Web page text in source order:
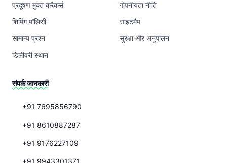
प्रदूषण मुक्त क्रैकर्स
शिपिंग पॉलिसी
सामान्य प्रश्न
डिलीवरी स्थान
गोपनीयता नीति
साइटमैप
सुरक्षा और अनुपालन
संपर्क जानकारी
+91 7695856790
+91 8610887287
+91 9176227109
+91 9943301371